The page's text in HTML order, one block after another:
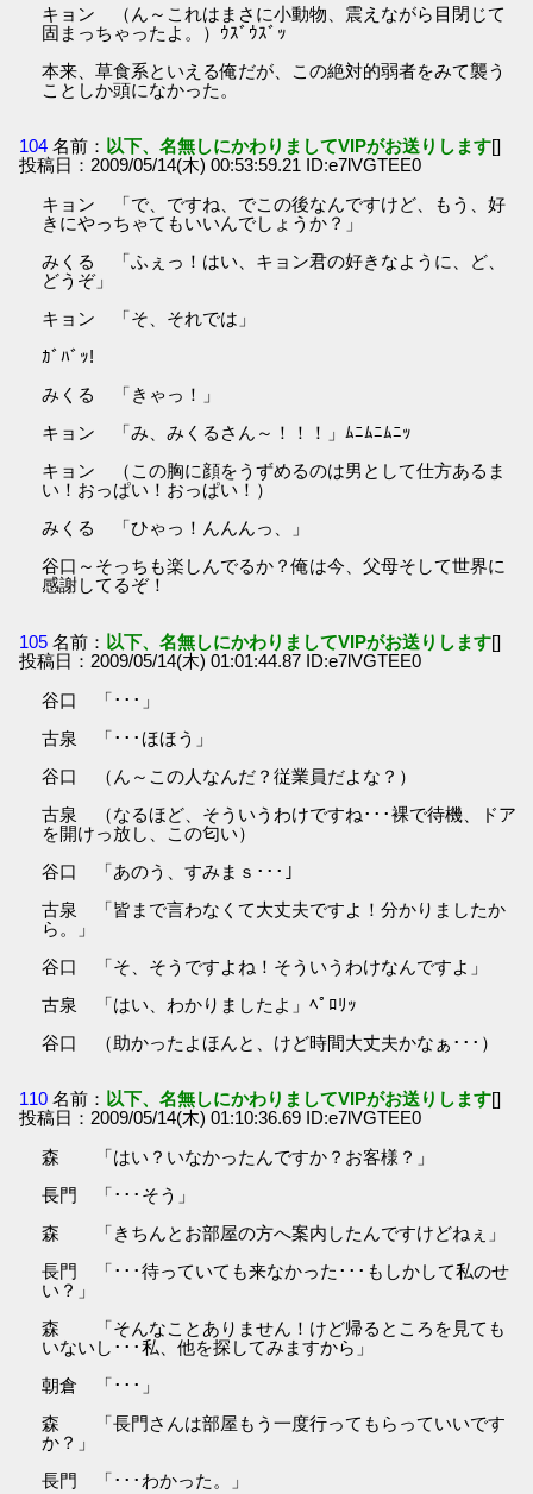
キョン （ん～これはまさに小動物、震えながら目閉じて
固まっちゃったよ。）ｳｽﾞｳｽﾞｯ
本来、草食系といえる俺だが、この絶対的弱者をみて襲う
ことしか頭になかった。
104 名前： 以下、名無しにかわりましてVIPがお送りします[]
投稿日：2009/05/14(木) 00:53:59.21 ID:e7lVGTEE0
キョン 「で、ですね、でこの後なんですけど、もう、好
きにやっちゃてもいいんでしょうか？」
みくる 「ふぇっ！はい、キョン君の好きなように、ど、
どうぞ」
キョン 「そ、それでは」
ｶﾞﾊﾞｯ!
みくる 「きゃっ！」
キョン 「み、みくるさん～！！！」ﾑﾆﾑﾆﾑﾆｯ
キョン （この胸に顔をうずめるのは男として仕方あるま
い！おっぱい！おっぱい！）
みくる 「ひゃっ！んんんっ、」
谷口～そっちも楽しんでるか？俺は今、父母そして世界に
感謝してるぞ！
105 名前： 以下、名無しにかわりましてVIPがお送りします[]
投稿日：2009/05/14(木) 01:01:44.87 ID:e7lVGTEE0
谷口 「･･･」
古泉 「･･･ほほう」
谷口 （ん～この人なんだ？従業員だよな？）
古泉 （なるほど、そういうわけですね･･･裸で待機、ドア
を開けっ放し、この匂い）
谷口 「あのう、すみまｓ･･･」
古泉 「皆まで言わなくて大丈夫ですよ！分かりましたか
ら。」
谷口 「そ、そうですよね！そういうわけなんですよ」
古泉 「はい、わかりましたよ」ﾍﾟﾛﾘｯ
谷口 （助かったよほんと、けど時間大丈夫かなぁ･･･）
110 名前： 以下、名無しにかわりましてVIPがお送りします[]
投稿日：2009/05/14(木) 01:10:36.69 ID:e7lVGTEE0
森 「はい？いなかったんですか？お客様？」
長門 「･･･そう」
森 「きちんとお部屋の方へ案内したんですけどねぇ」
長門 「･･･待っていても来なかった･･･もしかして私のせ
い？」
森 「そんなことありません！けど帰るところを見ても
いないし･･･私、他を探してみますから」
朝倉 「･･･」
森 「長門さんは部屋もう一度行ってもらっていいです
か？」
長門 「･･･わかった。」